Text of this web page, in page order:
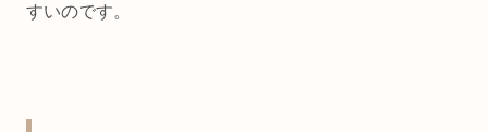
すいのです。